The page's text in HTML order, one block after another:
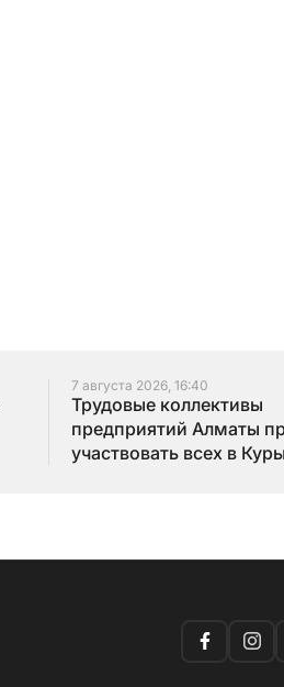
7 августа 2026, 16:40
Трудовые коллективы
предприятий Алматы
участвовать всех в